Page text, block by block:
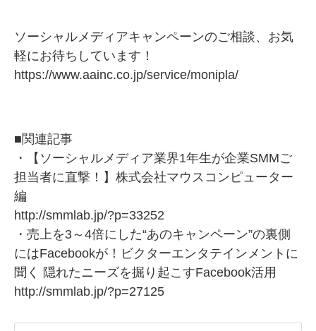
ソーシャルメディアキャンペーンのご相談、お気
軽にお待ちしています！
https://www.aainc.co.jp/service/monipla/
■関連記事
・【ソーシャルメディア業界1年生が企業SMMご
担当者に直撃！】株式会社マウスコンピューター
編
http://smmlab.jp/?p=33252
・売上を3～4倍にした“あのキャンペーン”の裏側
にはFacebookが！ビクターエンタテインメントに
聞く 隠れたニーズを掘り起こすFacebook活用
http://smmlab.jp/?p=27125